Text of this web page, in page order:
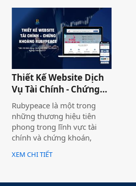
sắc. Một trang web bán
laptop trực tuyến có thể
cung cấp hình ảnh của một
thương hiệu hoặc nhiều
thương hiệu và nó giúp cho
khách hàng có cái nhìn chân
thực khách quan hơn, tiếp
cận nhiều thông tin hơn về
sản phẩm mà họ đang lựa
chọn
Thiết Kế Website Dịch
Vụ Tài Chính - Chứng
Khoán Rubypeace
Rubypeace là một trong
những thương hiệu tiên
phong trong lĩnh vực tài
chính và chứng khoán,
mang đến cho khách hàng
giải pháp đầu tư hiệu quả,
sứ mệnh hỗ trợ nhà đầu tư
XEM CHI TIẾT